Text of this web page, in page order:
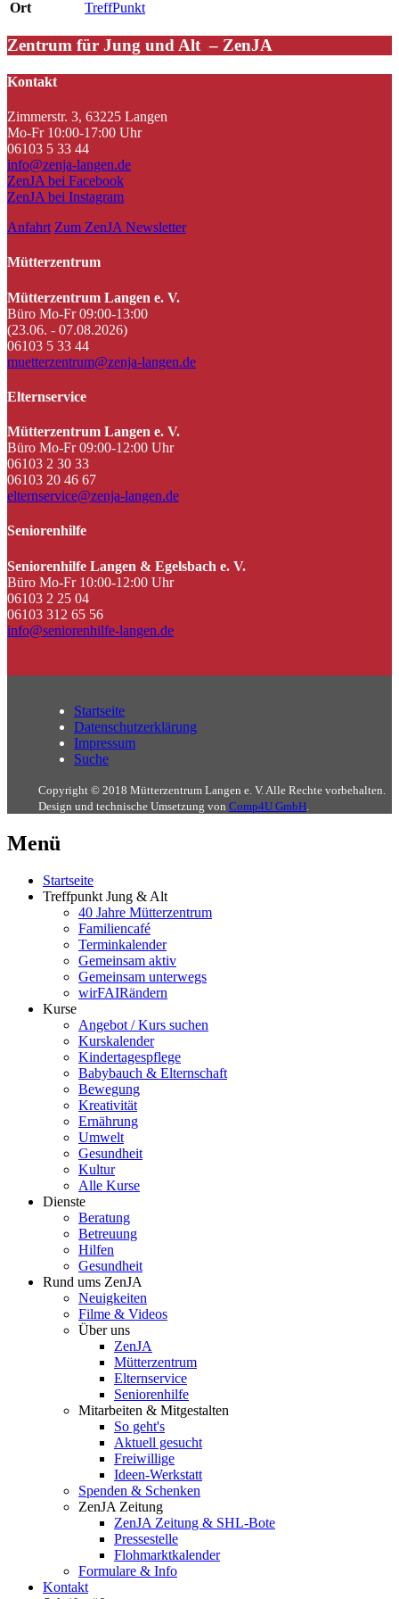
Ort TreffPunkt
Zentrum für Jung und Alt – ZenJA
Kontakt
Zimmerstr. 3, 63225 Langen
Mo-Fr 10:00-17:00 Uhr
06103 5 33 44
info@zenja-langen.de
ZenJA bei Facebook
ZenJA bei Instagram
Anfahrt Zum ZenJA Newsletter
Mütterzentrum
Mütterzentrum Langen e. V.
Büro Mo-Fr 09:00-13:00
(23.06. - 07.08.2026)
06103 5 33 44
muetterzentrum@zenja-langen.de
Elternservice
Mütterzentrum Langen e. V.
Büro Mo-Fr 09:00-12:00 Uhr
06103 2 30 33
06103 20 46 67
elternservice@zenja-langen.de
Seniorenhilfe
Seniorenhilfe Langen & Egelsbach e. V.
Büro Mo-Fr 10:00-12:00 Uhr
06103 2 25 04
06103 312 65 56
info@seniorenhilfe-langen.de
Startseite
Datenschutzerklärung
Impressum
Suche
Copyright © 2018 Mütterzentrum Langen e. V. Alle Rechte vorbehalten.
Design und technische Umsetzung von Comp4U GmbH
Menü
Startseite
Treffpunkt Jung & Alt
40 Jahre Mütterzentrum
Familiencafé
Terminkalender
Gemeinsam aktiv
Gemeinsam unterwegs
wirFAIRändern
Kurse
Angebot / Kurs suchen
Kurskalender
Kindertagespflege
Babybauch & Elternschaft
Bewegung
Kreativität
Ernährung
Umwelt
Gesundheit
Kultur
Alle Kurse
Dienste
Beratung
Betreuung
Hilfen
Gesundheit
Rund ums ZenJA
Neuigkeiten
Filme & Videos
Über uns
ZenJA
Mütterzentrum
Elternservice
Seniorenhilfe
Mitarbeiten & Mitgestalten
So geht's
Aktuell gesucht
Freiwillige
Ideen-Werkstatt
Spenden & Schenken
ZenJA Zeitung
ZenJA Zeitung & SHL-Bote
Pressestelle
Flohmarktkalender
Formulare & Info
Kontakt